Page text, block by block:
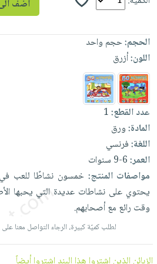
العناية
الحمية
والتغذية
المائدة
الأوعية
والتخزين
أدوات
المطبخ
الأكثر
العودة
للمدارس
اكسسوارات
كتب
اكسسوارات
منزلية
اكسسوارات
ملابس
مطرزات
حقائب
حلي
شحن
بنود
مختارة
اشتراكات
كل
الاشتراكات
صندوق
القراءة
iKitab
بلا
حدود
بحث
متقدم
نيل
وفرات
عن
الشركة
سياسة
الشركة
حسابك
الأمنيات
الحجم:حجم واحد
اللون:أزرق
عدد القطع:1
المادة:ورق
اللغة:فرنسي
العمر:6-9 سنوات
مواصفات المنتج: خمسون نشاطًا للعب في
يحتوي على نشاطات عديدة التي يحبها
وقت رائع معأصحابهم.
لطلب كميّة كبيرة، الرجاء التواصل معنا على